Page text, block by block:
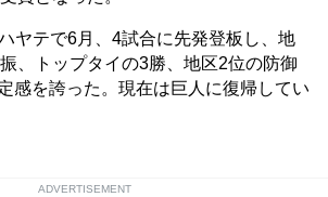
ヤテで6月、4試合に先発登板し、地
、トップタイの3勝、地区2位の防御
感を誇った。現在は巨人に復帰してい
ADVERTISEMENT